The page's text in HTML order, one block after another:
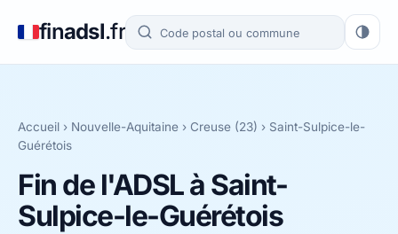
finadsl.fr
Accueil › Nouvelle-Aquitaine › Creuse (23) › Saint-Sulpice-le-
Guérétois
Fin de l'ADSL à Saint-
Sulpice-le-Guérétois